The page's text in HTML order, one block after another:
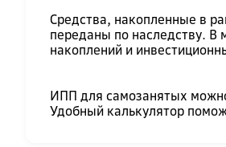
Средства, накопленные в
переданы по наследству. В
накоплений и
ИПП для самозанятых
Удобный калькулятор